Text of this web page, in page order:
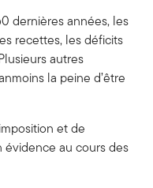
dernières années, les
recettes, les déficits
autres
la peine d’être
et de
au cours des